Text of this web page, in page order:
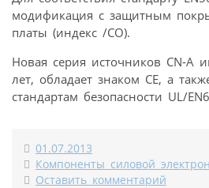
модификация с защитным
платы (индекс /CO).
Новая серия источников CN-A
лет, обладает знаком СЕ, а
стандартам безопасности UL/
01.07.2013
Компоненты силовой
Оставить комментарий